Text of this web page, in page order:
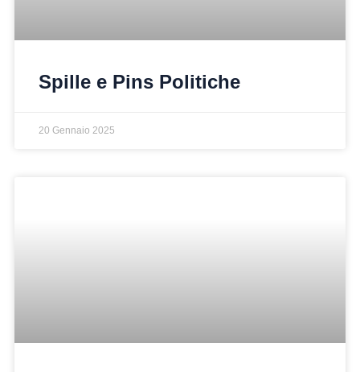
Spille e Pins Politiche
20 Gennaio 2025